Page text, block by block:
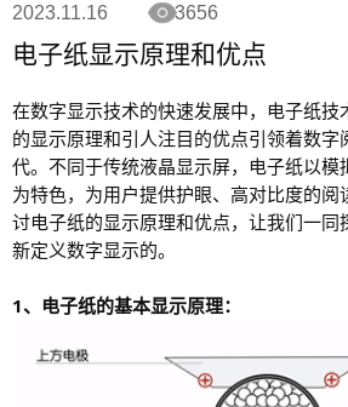
新闻中心
联系我们
定制品
2023.11.16 3656
电子纸显示原理和优点
在数字显示技术的快速发展中，电子纸技
的显示原理和引人注目的优点引领着数
代。不同于传统液晶显示屏，电子纸以模
为特色，为用户提供护眼、高对比度的阅
讨电子纸的显示原理和优点，让我们一同
新定义数字显示的。
1、电子纸的基本显示原理：